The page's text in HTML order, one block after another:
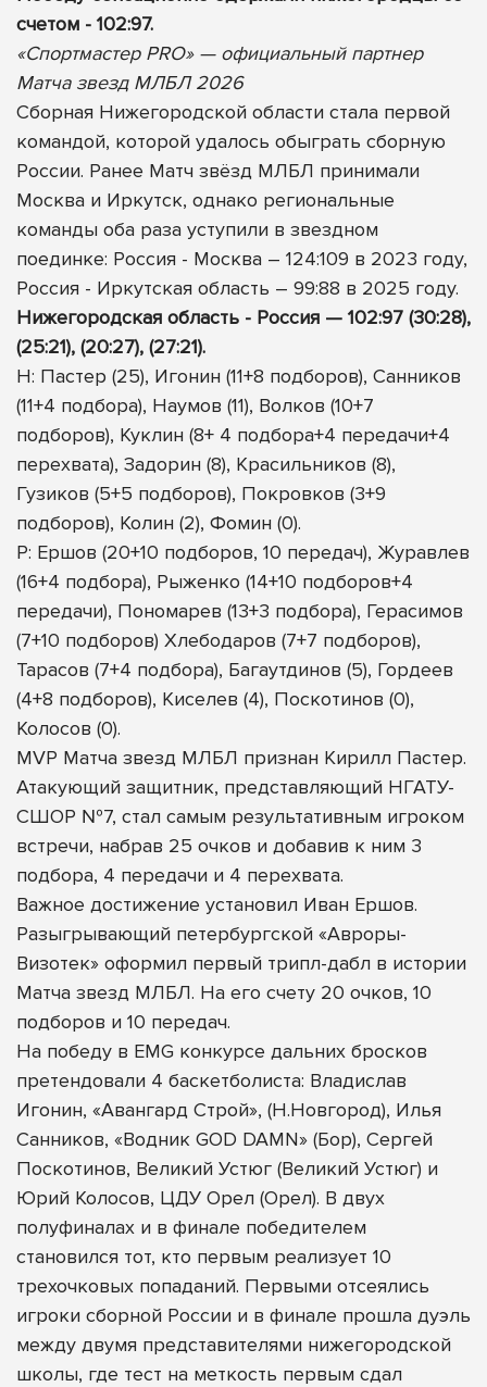
счетом - 102:97.
«Спортмастер PRO» — официальный партнер
Матча звезд МЛБЛ 2026
Сборная Нижегородской области стала первой
командой, которой удалось обыграть сборную
России. Ранее Матч звёзд МЛБЛ принимали
Москва и Иркутск, однако региональные
команды оба раза уступили в звездном
поединке: Россия - Москва – 124:109 в 2023 году,
Россия - Иркутская область – 99:88 в 2025 году.
Нижегородская область - Россия — 102:97 (30:28),
(25:21), (20:27), (27:21).
Н: Пастер (25), Игонин (11+8 подборов), Санников
(11+4 подбора), Наумов (11), Волков (10+7
подборов), Куклин (8+ 4 подбора+4 передачи+4
перехвата), Задорин (8), Красильников (8),
Гузиков (5+5 подборов), Покровков (3+9
подборов), Колин (2), Фомин (0).
Р: Ершов (20+10 подборов, 10 передач), Журавлев
(16+4 подбора), Рыженко (14+10 подборов+4
передачи), Пономарев (13+3 подбора), Герасимов
(7+10 подборов) Хлебодаров (7+7 подборов),
Тарасов (7+4 подбора), Багаутдинов (5), Гордеев
(4+8 подборов), Киселев (4), Поскотинов (0),
Колосов (0).
MVP Матча звезд МЛБЛ признан Кирилл Пастер.
Атакующий защитник, представляющий НГАТУ-
СШОР №7, стал самым результативным игроком
встречи, набрав 25 очков и добавив к ним 3
подбора, 4 передачи и 4 перехвата.
Важное достижение установил Иван Ершов.
Разыгрывающий петербургской «Авроры-
Визотек» оформил первый трипл-дабл в истории
Матча звезд МЛБЛ. На его счету 20 очков, 10
подборов и 10 передач.
На победу в EMG конкурсе дальних бросков
претендовали 4 баскетболиста: Владислав
Игонин, «Авангард Строй», (Н.Новгород), Илья
Санников, «Водник GOD DAMN» (Бор), Сергей
Поскотинов, Великий Устюг (Великий Устюг) и
Юрий Колосов, ЦДУ Орел (Орел). В двух
полуфиналах и в финале победителем
становился тот, кто первым реализует 10
трехочковых попаданий. Первыми отсеялись
игроки сборной России и в финале прошла дуэль
между двумя представителями нижегородской
школы, где тест на меткость первым сдал